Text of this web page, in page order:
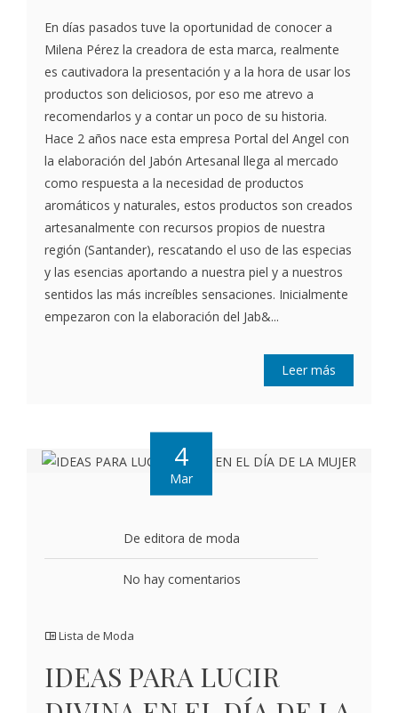
En días pasados tuve la oportunidad de conocer a
Milena Pérez la creadora de esta marca, realmente
es cautivadora la presentación y a la hora de usar los
productos son deliciosos, por eso me atrevo a
recomendarlos y a contar un poco de su historia.
Hace 2 años nace esta empresa Portal del Angel con
la elaboración del Jabón Artesanal llega al mercado
como respuesta a la necesidad de productos
aromáticos y naturales, estos productos son creados
artesanalmente con recursos propios de nuestra
región (Santander), rescatando el uso de las especias
y las esencias aportando a nuestra piel y a nuestros
sentidos las más increíbles sensaciones. Inicialmente
empezaron con la elaboración del Jab&...
Leer más
4
Mar
De editora de moda
No hay comentarios
Lista de Moda
IDEAS PARA LUCIR